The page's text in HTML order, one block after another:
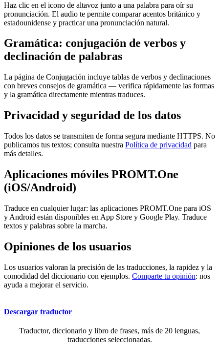
Haz clic en el icono de altavoz junto a una palabra para oír su
pronunciación. El audio te permite comparar acentos británico y
estadounidense y practicar una pronunciación natural.
Gramática: conjugación de verbos y
declinación de palabras
La página de Conjugación incluye tablas de verbos y declinaciones
con breves consejos de gramática — verifica rápidamente las formas
y la gramática directamente mientras traduces.
Privacidad y seguridad de los datos
Todos los datos se transmiten de forma segura mediante HTTPS. No
publicamos tus textos; consulta nuestra Política de privacidad para
más detalles.
Aplicaciones móviles PROMT.One
(iOS/Android)
Traduce en cualquier lugar: las aplicaciones PROMT.One para iOS
y Android están disponibles en App Store y Google Play. Traduce
textos y palabras sobre la marcha.
Opiniones de los usuarios
Los usuarios valoran la precisión de las traducciones, la rapidez y la
comodidad del diccionario con ejemplos. Comparte tu opinión: nos
ayuda a mejorar el servicio.
Descargar traductor
Traductor, diccionario y libro de frases, más de 20 lenguas,
traducciones seleccionadas.